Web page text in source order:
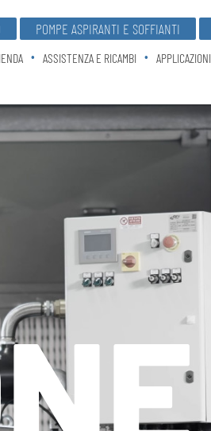
POMPE ASPIRANTI E SOFFIANTI
ASSISTENZA E RICAMBI APPLICAZIONI